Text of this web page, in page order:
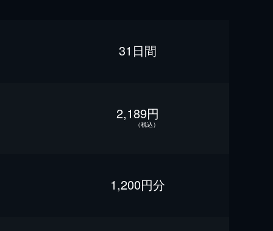
31日間
2,189円
（税込）
1,200円分